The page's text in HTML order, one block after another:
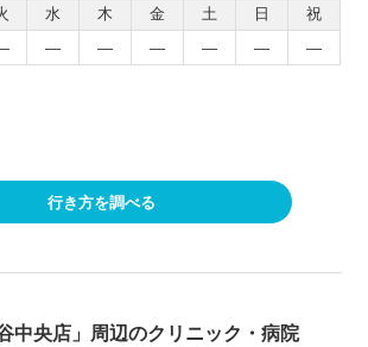
水 木 金 土 日
祝
― ― ― ― ―
―
行き方を調べる
中央店」周辺のクリニック・病院